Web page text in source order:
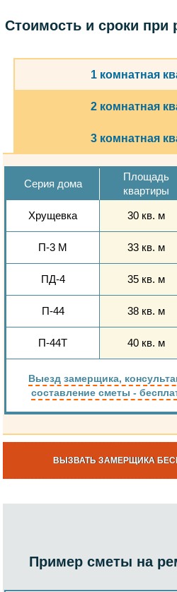
Стоимость и сроки при
1 комнатная
2 комнатная
3 комнатная
Серия дома
Площадь
квартиры
Хрущевка 30 кв. м
П-3 М 33 кв. м
ПД-4 35 кв. м
П-44 38 кв. м
П-44Т 40 кв. м
Выезд замерщика,
составление сметы -
ВЫЗВАТЬ ЗАМЕРЩИКА
Пример сметы на